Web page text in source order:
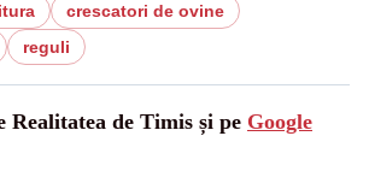
crescatori de ovine
reguli
Realitatea de Timis și pe Google